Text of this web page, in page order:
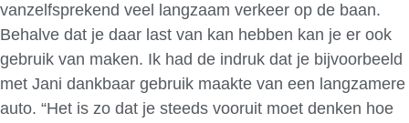
vanzelfsprekend veel langzaam verkeer op de baan.
Behalve dat je daar last van kan hebben kan je er ook
gebruik van maken. Ik had de indruk dat je bijvoorbeeld
met Jani dankbaar gebruik maakte van een langzamere
auto. “Het is zo dat je steeds vooruit moet denken hoe